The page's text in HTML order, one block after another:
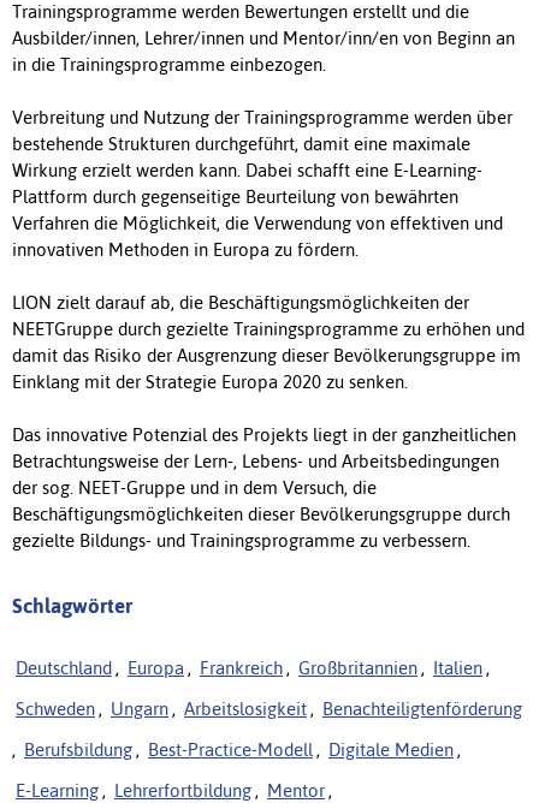
Trainingsprogramme werden Bewertungen erstellt und die
Ausbilder/innen, Lehrer/innen und Mentor/inn/en von Beginn an
in die Trainingsprogramme einbezogen.
Verbreitung und Nutzung der Trainingsprogramme werden über
bestehende Strukturen durchgeführt, damit eine maximale
Wirkung erzielt werden kann. Dabei schafft eine E-Learning-
Plattform durch gegenseitige Beurteilung von bewährten
Verfahren die Möglichkeit, die Verwendung von effektiven und
innovativen Methoden in Europa zu fördern.
LION zielt darauf ab, die Beschäftigungsmöglichkeiten der
NEETGruppe durch gezielte Trainingsprogramme zu erhöhen und
damit das Risiko der Ausgrenzung dieser Bevölkerungsgruppe im
Einklang mit der Strategie Europa 2020 zu senken.
Das innovative Potenzial des Projekts liegt in der ganzheitlichen
Betrachtungsweise der Lern-, Lebens- und Arbeitsbedingungen
der sog. NEET-Gruppe und in dem Versuch, die
Beschäftigungsmöglichkeiten dieser Bevölkerungsgruppe durch
gezielte Bildungs- und Trainingsprogramme zu verbessern.
Schlagwörter
Deutschland , Europa , Frankreich , Großbritannien , Italien ,
Schweden , Ungarn , Arbeitslosigkeit , Benachteiligtenförderung
, Berufsbildung , Best-Practice-Modell , Digitale Medien ,
E-Learning , Lehrerfortbildung , Mentor ,